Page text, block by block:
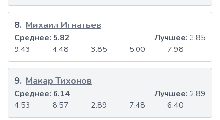
8. Михаил Игнатьев
9.43 4.48 3.85 5.00 7.98
Среднее: 5.82 Лучшее: 3.85
9. Макар Тихонов
4.53 8.57 2.89 7.48 6.40
Среднее: 6.14 Лучшее: 2.89